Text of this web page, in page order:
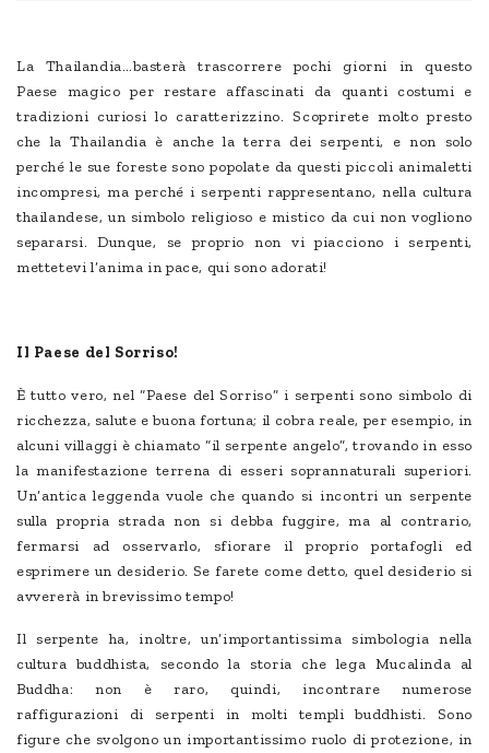
La Thailandia…basterà trascorrere pochi giorni in questo
Paese magico per restare affascinati da quanti costumi e
tradizioni curiosi lo caratterizzino. Scoprirete molto presto
che la Thailandia è anche la terra dei serpenti, e non solo
perché le sue foreste sono popolate da questi piccoli animaletti
incompresi, ma perché i serpenti rappresentano, nella cultura
thailandese, un simbolo religioso e mistico da cui non vogliono
separarsi. Dunque, se proprio non vi piacciono i serpenti,
mettetevi l’anima in pace, qui sono adorati!
Il Paese del Sorriso!
È tutto vero, nel “Paese del Sorriso” i serpenti sono simbolo di
ricchezza, salute e buona fortuna; il cobra reale, per esempio, in
alcuni villaggi è chiamato “il serpente angelo”, trovando in esso
la manifestazione terrena di esseri soprannaturali superiori.
Un’antica leggenda vuole che quando si incontri un serpente
sulla propria strada non si debba fuggire, ma al contrario,
fermarsi ad osservarlo, sfiorare il proprio portafogli ed
esprimere un desiderio. Se farete come detto, quel desiderio si
avvererà in brevissimo tempo!
Il serpente ha, inoltre, un’importantissima simbologia nella
cultura buddhista, secondo la storia che lega Mucalinda al
Buddha: non è raro, quindi, incontrare numerose
raffigurazioni di serpenti in molti templi buddhisti. Sono
figure che svolgono un importantissimo ruolo di protezione, in